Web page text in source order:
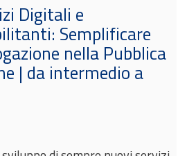
Digitali e
Semplificare
nella Pubblica
| da intermedio a